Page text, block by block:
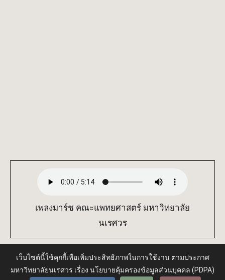
เว็บไซต์นี้ใช้คุกกี้เพื่อเพิ่มประสิทธิภาพในการใช้งาน ตามประกาศ
มหาวิทยาลัยนเรศวร เรื่อง นโยบายคุ้มครองข้อมูลส่วนบุคคล (PDPA)
เพลงมาร์ช คณะแพทยศาสตร์ มหาวิทยาลัย
นเรศวร